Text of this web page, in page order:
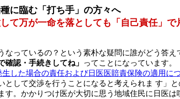
に臨む「打ち手」の方々へ
て万が一命を落としても「自己責任」で
っているの？という素朴な疑問に誰がどう答
確認・手続きしてね」 ってことになっています。
した場合の責任および日医医賠責保険の適用に
して交渉を行うことになると考えられま す」
す。かかりつけ医が大切に思う地域住民に日医は